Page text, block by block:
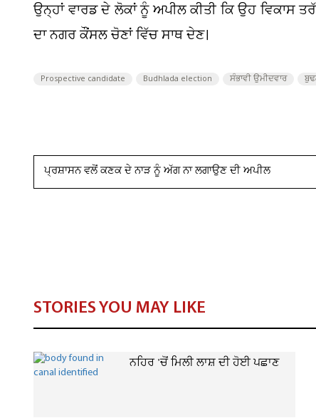
ਉਨ੍ਹਾਂ ਵਾਰਡ ਦੇ ਲੋਕਾਂ ਨੂੰ ਅਪੀਲ ਕੀਤੀ ਕਿ ਉਹ
ਦਾ ਨਗਰ ਕੌਂਸਲ ਚੋਣਾਂ ਵਿੱਚ ਸਾਥ ਦੇਣ।
Prospective candidate Budhlada election ਸੰਭਾਵੀ ਉਮੀਦਵਾਰ
ਪ੍ਰਸ਼ਾਸਨ ਵਲੋਂ ਕਣਕ ਦੇ ਨਾੜ ਨੂੰ ਅੱਗ ਨਾ ਲਗਾਉਣ ਦੀ ਅਪੀਲ
STORIES YOU MAY LIKE
ਨਹਿਰ 'ਚੋਂ ਮਿਲੀ ਲਾਸ਼ ਦੀ ਹੋਈ ਪਛਾਣ